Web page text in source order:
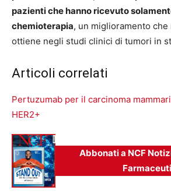
pazienti che hanno ricevuto
chemioterapia, un miglioramento che
ottiene negli studi clinici di tumori in
Articoli correlati
Pertuzumab per il carcinoma
HER2+
Abbonati a NCF